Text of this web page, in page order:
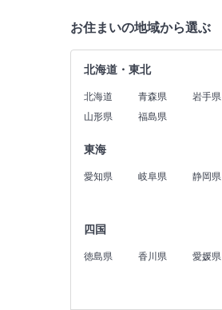
お住まいの地域から選ぶ
北海道・東北
北海道 青森県 岩手県
山形県
福島県
東海
愛知県 岐阜県 静岡県
四国
徳島県 香川県 愛媛県